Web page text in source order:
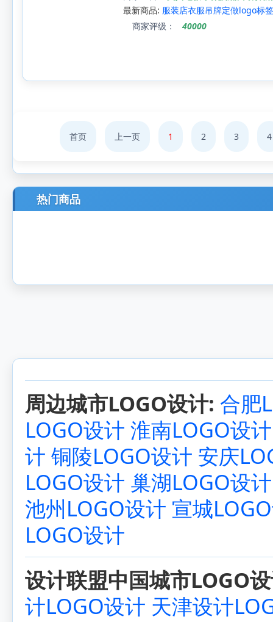
最新商品: 服装店衣服吊牌定做logo标
商家评级：
40000
首页 上一页 1 2 3 4
热门商品
周边城市LOGO设计: 合肥
LOGO设计 淮南LOGO设计
计 铜陵LOGO设计 安庆
LOGO设计 巢湖LOGO设计
池州LOGO设计 宣城
LOGO设计
设计联盟中国城市LOGO
计LOGO设计 天津设计